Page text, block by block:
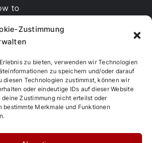
Zustimmung
zu bieten, verwenden wir Technologien
zu speichern und/oder darauf
diesen Technologien zustimmst, können wir
oder eindeutige IDs auf dieser Website
deine Zustimmung nicht erteilst oder
bestimmte Merkmale und Funktionen
to
invoice.
for
and